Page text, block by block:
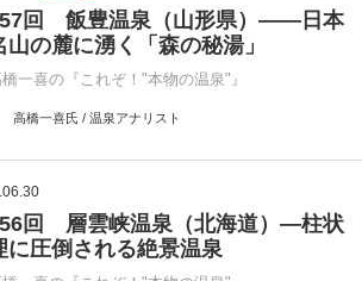
回 飯豊温泉（山形県）――日本
山の麓に湧く「森の秘湯」
一喜の『これぞ！"本物の温泉"』
高橋一喜氏 / 温泉アナリスト
回 層雲峡温泉（北海道）―柱状
に圧倒される絶景温泉